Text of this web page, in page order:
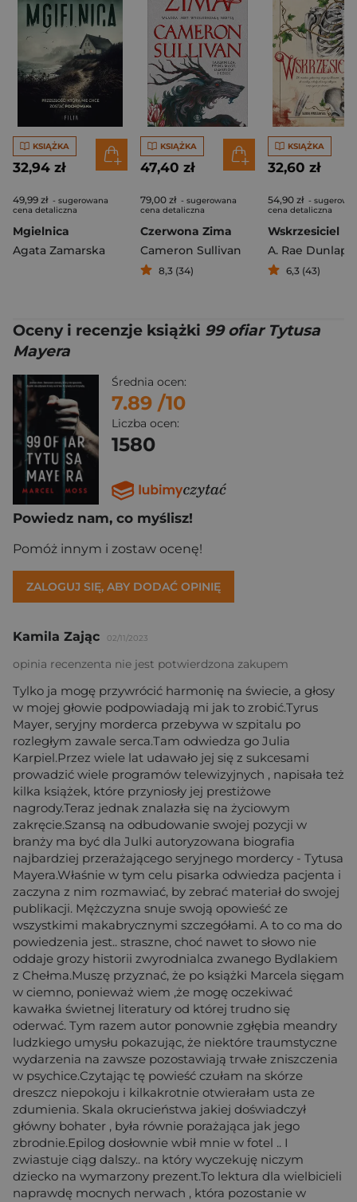
KSIĄŻKA
32,94 zł
49,99 zł - sugerowana
cena detaliczna
Mgielnica
Agata Zamarska
KSIĄŻKA
47,40 zł
79,00 zł - sugerowana
cena detaliczna
Czerwona Zima
Cameron Sullivan
8,3 (34)
KSIĄŻKA
32,60 zł
54,90 zł -
cena detaliczna
Wskrzesiciel
A. Rae Dunlap
6,3 (43)
Oceny i recenzje książki 99 ofiar Tytusa
Mayera
Średnia ocen:
7.89 /10
Liczba ocen:
1580
Powiedz nam, co myślisz!
Pomóż innym i zostaw ocenę!
ZALOGUJ SIĘ, ABY DODAĆ OPINIĘ
Kamila Zając 02/11/2023
opinia recenzenta nie jest potwierdzona zakupem
Tylko ja mogę przywrócić harmonię na świecie, a głosy
w mojej głowie podpowiadają mi jak to zrobić.Tyrus
Mayer, seryjny morderca przebywa w szpitalu po
rozległym zawale serca.Tam odwiedza go Julia
Karpiel.Przez wiele lat udawało jej się z sukcesami
prowadzić wiele programów telewizyjnych , napisała też
kilka książek, które przyniosły jej prestiżowe
nagrody.Teraz jednak znalazła się na życiowym
zakręcie.Szansą na odbudowanie swojej pozycji w
branży ma być dla Julki autoryzowana biografia
najbardziej przerażającego seryjnego mordercy - Tytusa
Mayera.Właśnie w tym celu pisarka odwiedza pacjenta i
zaczyna z nim rozmawiać, by zebrać materiał do swojej
publikacji. Mężczyzna snuje swoją opowieść ze
wszystkimi makabrycznymi szczegółami. A to co ma do
powiedzenia jest.. straszne, choć nawet to słowo nie
oddaje grozy historii zwyrodnialca zwanego Bydlakiem
z Chełma.Muszę przyznać, że po książki Marcela sięgam
w ciemno, ponieważ wiem ,że mogę oczekiwać
kawałka świetnej literatury od której trudno się
oderwać. Tym razem autor ponownie zgłębia meandry
ludzkiego umysłu pokazując, że niektóre traumstyczne
wydarzenia na zawsze pozostawiają trwałe zniszczenia
w psychice.Czytając tę powieść czułam na skórze
dreszcz niepokoju i kilkakrotnie otwierałam usta ze
zdumienia. Skala okrucieństwa jakiej doświadczył
główny bohater , była równie porażająca jak jego
zbrodnie.Epilog dosłownie wbił mnie w fotel .. I
zwiastuje ciąg dalszy.. na który wyczekuję niczym
dziecko na wymarzony prezent.To lektura dla wielbicieli
naprawdę mocnych nerwach , która pozostanie w